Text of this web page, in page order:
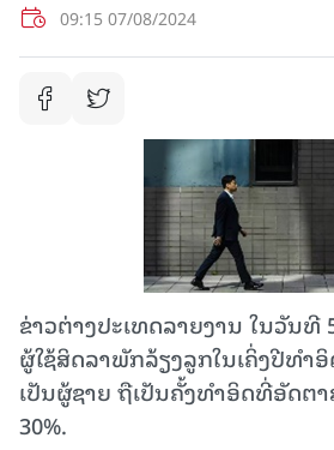
09:15 07/08/2024
ຂ່າວຕ່າງປະເທດລາຍງານ ໃນວັນທີ
ຜູ້ໃຊ້ສິດລາພັກລ້ຽງລູກໃນເຄິ່ງປີທຳ
ເປັນຜູ້ຊາຍ ຖືເປັນຄັ້ງທຳອິດທີ່ອັດຕ
30%.